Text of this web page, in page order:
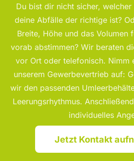
Du bist dir nicht sicher,
deine Abfälle der richtige ist?
Breite, Höhe und das Volumen
vorab abstimmen? Wir beraten
vor Ort oder telefonisch. Nimm
unserem Gewerbevertrieb auf:
wir den passenden
Leerungsrhythmus.
individuelles
Jetzt Kontakt